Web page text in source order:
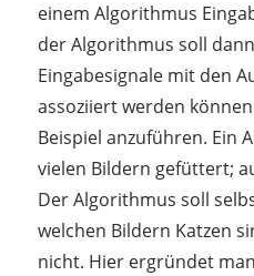
einem Algorithmus
der Algorithmus soll
Eingabesignale mit den
assoziiert werden
Beispiel anzuführen. Ein
vielen Bildern gefüttert;
Der Algorithmus soll
welchen Bildern Katzen
nicht. Hier ergründet